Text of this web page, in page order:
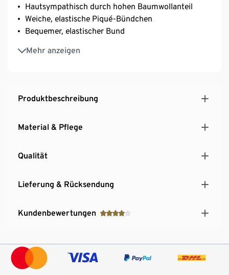
Hautsympathisch durch hohen Baumwollanteil
Weiche, elastische Piqué-Bündchen
Bequemer, elastischer Bund
Mehr anzeigen
Ohne störende Seitennähte
Mit Baumwolle
Produktbeschreibung
Material & Pflege
Qualität
Lieferung & Rücksendung
Kundenbewertungen